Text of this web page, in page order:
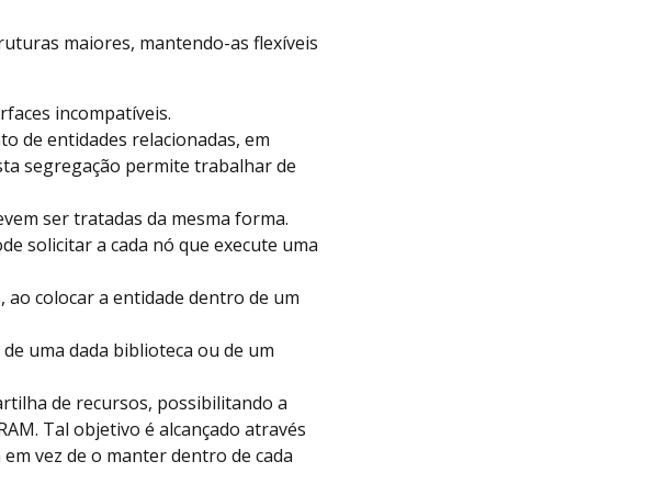
maiores, mantendo-as flexíveis
incompatíveis.
de entidades relacionadas, em
segregação permite trabalhar de
ser tratadas da mesma forma.
solicitar a cada nó que execute uma
colocar a entidade dentro de um
uma dada biblioteca ou de um
de recursos, possibilitando a
Tal objetivo é alcançado através
vez de o manter dentro de cada